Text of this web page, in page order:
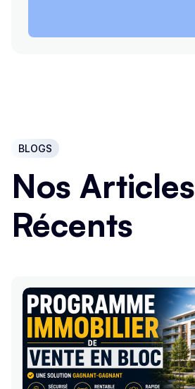
BLOGS
Nos Articles
Récents